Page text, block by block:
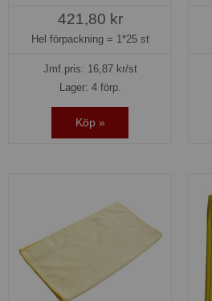
421,80 kr
Hel förpackning = 1*25 st
Jmf.pris: 16,87kr/st
Lager: 4 förp.
Köp »